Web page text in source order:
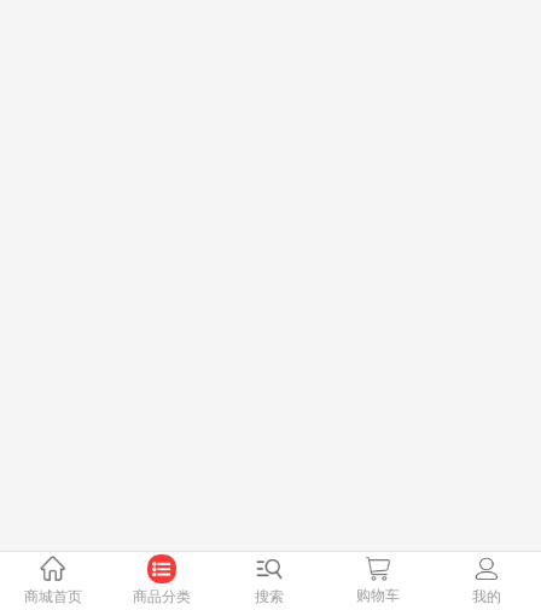
商城首页 商品分类 搜索 购物车 我的